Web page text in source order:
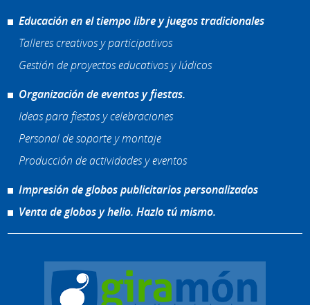
Educación en el tiempo libre y juegos tradicionales
Talleres creativos y participativos
Gestión de proyectos educativos y lúdicos
Organización de eventos y fiestas.
Ideas para fiestas y celebraciones
Personal de soporte y montaje
Producción de actividades y eventos
Impresión de globos publicitarios personalizados
Venta de globos y helio. Hazlo tú mismo.